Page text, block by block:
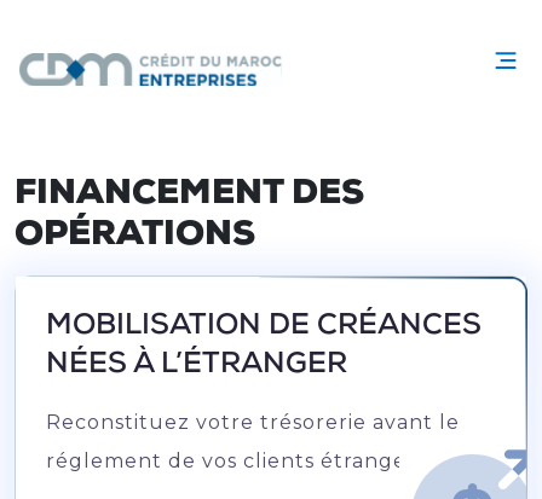
FINANCEMENT DES
OPÉRATIONS
MOBILISATION DE CRÉANCES
NÉES À L’ÉTRANGER
Reconstituez votre trésorerie avant le
réglement de vos clients étrangers